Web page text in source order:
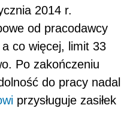
2014 r.
od pracodawcy
co więcej, limit 33
Po zakończeniu
do pracy nadal
przysługuje zasiłek